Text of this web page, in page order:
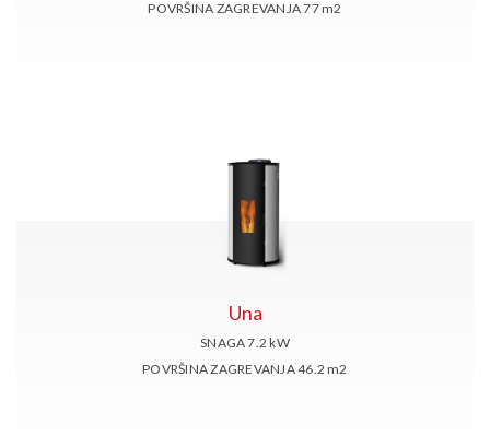
POVRŠINA ZAGREVANJA 77m2
Una
SNAGA 7.2kW
POVRŠINA ZAGREVANJA 46.2m2